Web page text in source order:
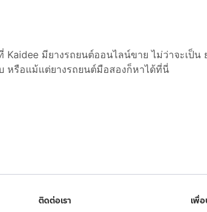
มียางรถยนต์ออนไลน์ขาย ไม่ว่าจะเป็น
หรือแม้แต่ยางรถยนต์มือสองก็หาได้ที่นี่
ติดต่อเรา
เพื่